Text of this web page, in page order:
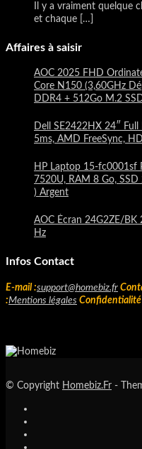
Il y a vraiment quelque
et chaque
[…]
Affaires à saisir
AOC 2025 FHD
Core N150 (3,60GHz
DDR4 + 512Go M.2
Dell SE2422HX 24″
5ms, AMD FreeSync,
HP Laptop 15-fc0001sf
7520U, RAM 8 Go,
) Argent
AOC Écran 24G2ZE/BK
Hz
Infos Contact
E-mail :support@homebiz.fr
:Mentions légales Confidentialité
© Copyright Homebiz.Fr -